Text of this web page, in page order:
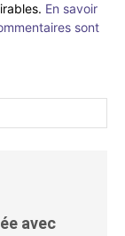
En savoir
sont
avec